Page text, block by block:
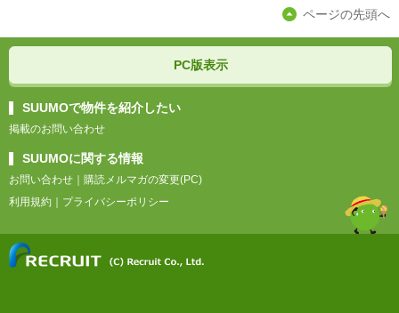
ページの先頭へ
PC版表示
SUUMOで物件を紹介したい
掲載のお問い合わせ
SUUMOに関する情報
お問い合わせ
購読メルマガの変更(PC)
利用規約
プライバシーポリシー